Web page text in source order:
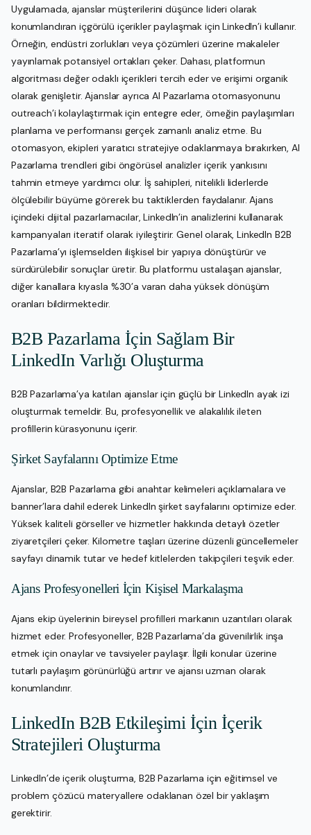
Uygulamada, ajanslar müşterilerini düşünce lideri olarak
konumlandıran içgörülü içerikler paylaşmak için LinkedIn’i kullanır.
Örneğin, endüstri zorlukları veya çözümleri üzerine makaleler
yayınlamak potansiyel ortakları çeker. Dahası, platformun
algoritması değer odaklı içerikleri tercih eder ve erişimi organik
olarak genişletir. Ajanslar ayrıca AI Pazarlama otomasyonunu
outreach’i kolaylaştırmak için entegre eder, örneğin paylaşımları
planlama ve performansı gerçek zamanlı analiz etme. Bu
otomasyon, ekipleri yaratıcı stratejiye odaklanmaya bırakırken, AI
Pazarlama trendleri gibi öngörüsel analizler içerik yankısını
tahmin etmeye yardımcı olur. İş sahipleri, nitelikli liderlerde
ölçülebilir büyüme görerek bu taktiklerden faydalanır. Ajans
içindeki dijital pazarlamacılar, LinkedIn’in analizlerini kullanarak
kampanyaları iteratif olarak iyileştirir. Genel olarak, LinkedIn B2B
Pazarlama’yı işlemselden ilişkisel bir yapıya dönüştürür ve
sürdürülebilir sonuçlar üretir. Bu platformu ustalaşan ajanslar,
diğer kanallara kıyasla %30’a varan daha yüksek dönüşüm
oranları bildirmektedir.
B2B Pazarlama İçin Sağlam Bir
LinkedIn Varlığı Oluşturma
B2B Pazarlama’ya katılan ajanslar için güçlü bir LinkedIn ayak izi
oluşturmak temeldir. Bu, profesyonellik ve alakalılık ileten
profillerin kürasyonunu içerir.
Şirket Sayfalarını Optimize Etme
Ajanslar, B2B Pazarlama gibi anahtar kelimeleri açıklamalara ve
banner’lara dahil ederek LinkedIn şirket sayfalarını optimize eder.
Yüksek kaliteli görseller ve hizmetler hakkında detaylı özetler
ziyaretçileri çeker. Kilometre taşları üzerine düzenli güncellemeler
sayfayı dinamik tutar ve hedef kitlelerden takipçileri teşvik eder.
Ajans Profesyonelleri İçin Kişisel Markalaşma
Ajans ekip üyelerinin bireysel profilleri markanın uzantıları olarak
hizmet eder. Profesyoneller, B2B Pazarlama’da güvenilirlik inşa
etmek için onaylar ve tavsiyeler paylaşır. İlgili konular üzerine
tutarlı paylaşım görünürlüğü artırır ve ajansı uzman olarak
konumlandırır.
LinkedIn B2B Etkileşimi İçin İçerik
Stratejileri Oluşturma
LinkedIn’de içerik oluşturma, B2B Pazarlama için eğitimsel ve
problem çözücü materyallere odaklanan özel bir yaklaşım
gerektirir.